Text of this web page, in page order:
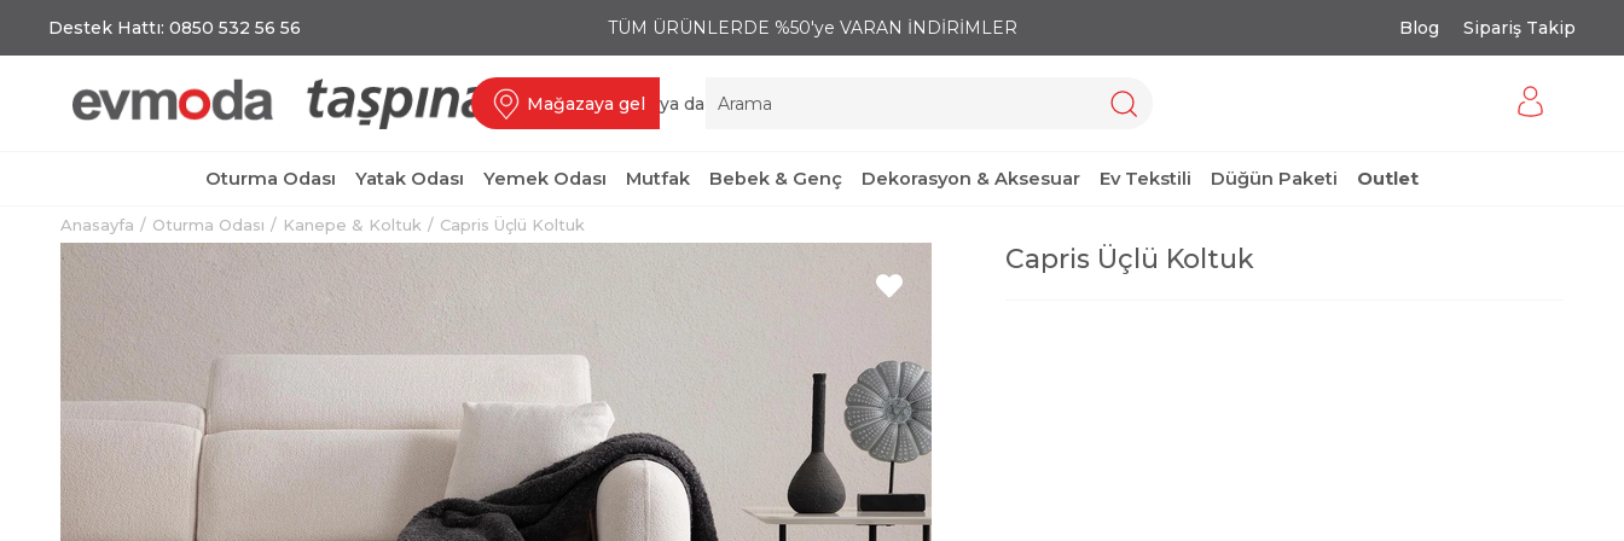
Destek Hattı: 0850 532 56 56 TÜM ÜRÜNLERDE %50'ye VARAN İNDİRİMLER Blog Sipariş Takip
Mağazaya gel ya da
Oturma Odası Yatak Odası Yemek Odası Mutfak Bebek & Genç Dekorasyon & Aksesuar Ev Tekstili Düğün Paketi Outlet
Anasayfa Oturma Odası Kanepe & Koltuk Capris Üçlü Koltuk
Capris Üçlü Koltuk